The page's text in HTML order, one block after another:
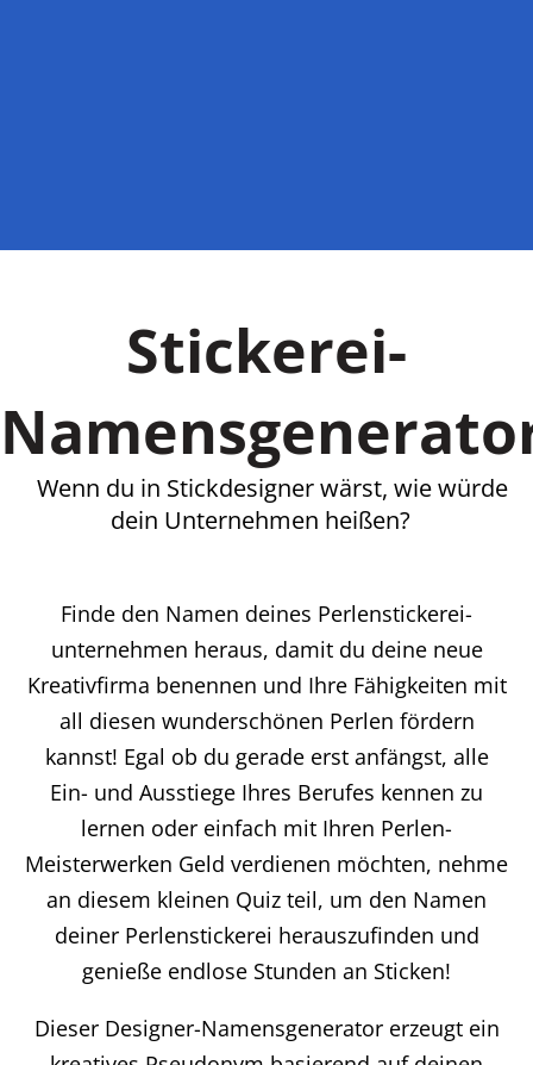
Stickerei-
Wenn du in Stickdesigner wärst, wie würde
dein Unternehmen heißen?
Finde den Namen deines Perlenstickerei-
unternehmen heraus, damit du deine neue
Kreativfirma benennen und Ihre Fähigkeiten mit
all diesen wunderschönen Perlen fördern
kannst! Egal ob du gerade erst anfängst, alle
Ein- und Ausstiege Ihres Berufes kennen zu
lernen oder einfach mit Ihren Perlen-
Meisterwerken Geld verdienen möchten, nehme
an diesem kleinen Quiz teil, um den Namen
deiner Perlenstickerei herauszufinden und
genieße endlose Stunden an Sticken!
Dieser Designer-Namensgenerator erzeugt ein